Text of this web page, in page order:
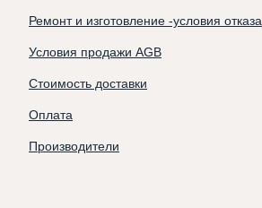
Ремонт и изготовление -условия отказа
Условия продажи AGB
Стоимость доставки
Оплата
Производители